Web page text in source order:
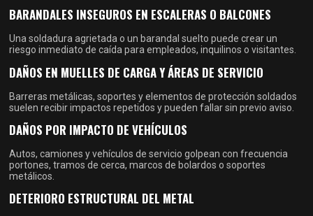
BARANDALES INSEGUROS EN ESCALERAS O BALCONES
Una soldadura agrietada o un barandal suelto puede crear un
riesgo inmediato de caída para empleados, inquilinos o visitantes.
DAÑOS EN MUELLES DE CARGA Y ÁREAS DE SERVICIO
Barreras metálicas, soportes y elementos de protección soldados
suelen recibir impactos repetidos y pueden fallar sin previo aviso.
DAÑOS POR IMPACTO DE VEHÍCULOS
Autos, camiones y vehículos de servicio golpean con frecuencia
portones, tramos de cerca, marcos de bolardos o soportes
metálicos.
DETERIORO ESTRUCTURAL DEL METAL